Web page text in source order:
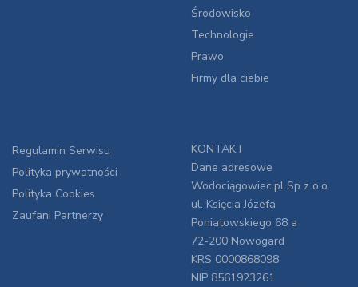
Środowisko
Technologie
Prawo
Firmy dla ciebie
Regulamin Serwisu
Polityka prywatności
Polityka Cookies
Zaufani Partnerzy
KONTAKT
Dane adresowe
Wodociągowiec.pl Sp z o.o.
ul. Księcia Józefa
Poniatowskiego 68 a
72-200 Nowogard
KRS 0000868098
NIP 8561923261